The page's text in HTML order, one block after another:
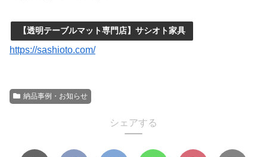
【透明テーブルマット専門店】サシオト家具
https://sashioto.com/
納品事例・お知らせ
シェアする